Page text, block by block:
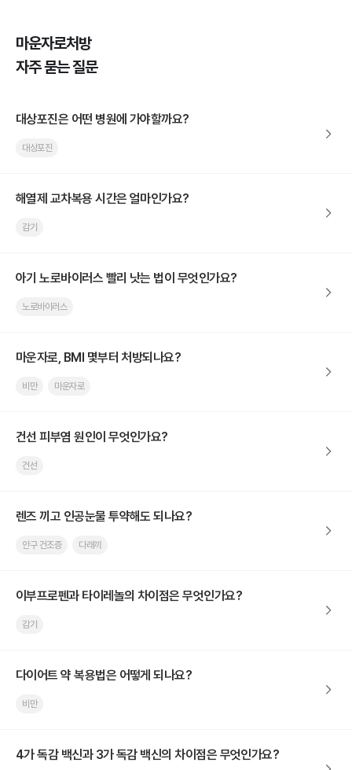
마운자로처방
자주 묻는 질문
대상포진은 어떤 병원에 가야할까요?
대상포진
해열제 교차복용 시간은 얼마인가요?
감기
아기 노로바이러스 빨리 낫는 법이 무엇인가요?
노로바이러스
마운자로, BMI 몇부터 처방되나요?
비만 마운자로
건선 피부염 원인이 무엇인가요?
건선
렌즈 끼고 인공눈물 투약해도 되나요?
안구 건조증 다래끼
이부프로펜과 타이레놀의 차이점은 무엇인가요?
감기
다이어트 약 복용법은 어떻게 되나요?
비만
4가 독감 백신과 3가 독감 백신의 차이점은 무엇인가요?